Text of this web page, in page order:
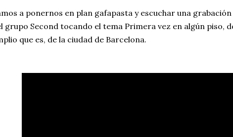
a ponernos en plan gafapasta y escuchar una
grupo Second tocando el tema Primera vez en algún piso,
que es, de la ciudad de Barcelona.